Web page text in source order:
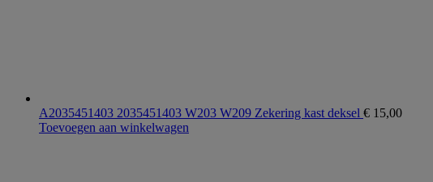
A2035451403 2035451403 W203 W209 Zekering kast deksel € 15,00
Toevoegen aan winkelwagen